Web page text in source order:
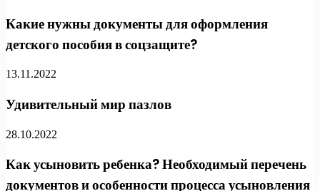
Какие нужны документы для оформления
детского пособия в соцзащите?
13.11.2022
Удивительный мир пазлов
28.10.2022
Как усыновить ребенка? Необходимый перечень
документов и особенности процесса усыновления